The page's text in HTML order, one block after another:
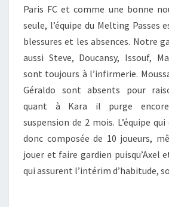
V
–
M
E
I
N
G
P
S
S
Paris FC et comme une bonne
seule, l’équipe du Melting Passes
blessures et les absences. Notre
aussi Steve, Doucansy, Issouf,
sont toujours à l’infirmerie.
Géraldo sont absents pour
quant à Kara il purge encore
suspension de 2 mois. L’équipe
donc composée de 10 joueurs,
jouer et faire gardien puisqu’Axel
qui assurent l’intérim d’habitude,